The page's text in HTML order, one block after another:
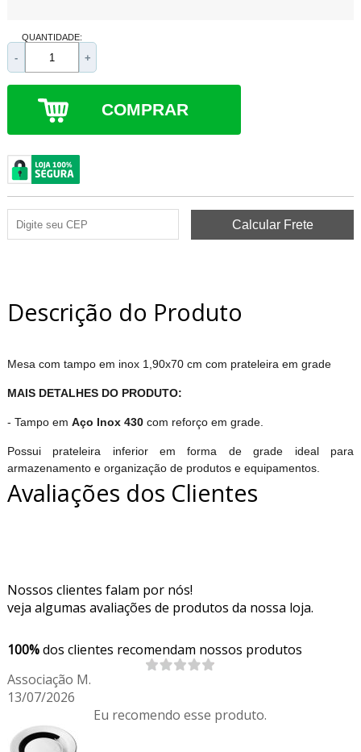
QUANTIDADE:
- +
COMPRAR
Descrição do Produto
Mesa com tampo em inox 1,90x70 cm com prateleira em grade
MAIS DETALHES DO PRODUTO:
- Tampo em Aço Inox 430com reforço em grade.
Possui prateleira inferior em forma de grade ideal para
armazenamento e organização de produtos e equipamentos.
Avaliações dos Clientes
Nossos clientes falam por nós!
veja algumas avaliações de produtos da nossa loja.
100%dos clientes recomendam nossos produtos
Associação M.
13/07/2026
Eu recomendo esse produto.